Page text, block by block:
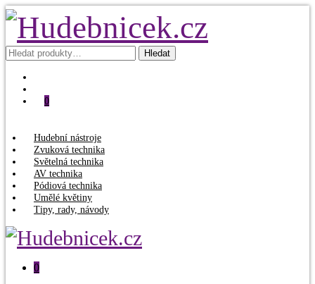
Hledat: Hledat
0
Hudební nástroje
Zvuková technika
Světelná technika
AV technika
Pódiová technika
Umělé květiny
Tipy, rady, návody
0